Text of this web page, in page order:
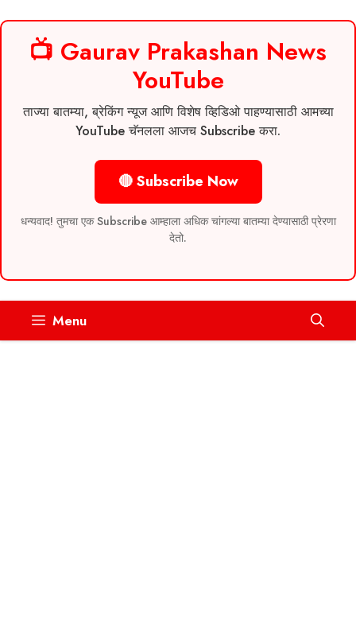
📺 Gaurav Prakashan News
YouTube
ताज्या बातम्या, ब्रेकिंग न्यूज आणि विशेष व्हिडिओ पाहण्यासाठी आमच्या
YouTube चॅनलला आजच Subscribe करा.
🔴 Subscribe Now
धन्यवाद! तुमचा एक Subscribe आम्हाला अधिक चांगल्या बातम्या देण्यासाठी प्रेरणा
देतो.
Menu